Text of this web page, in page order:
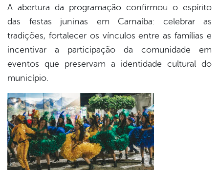
A abertura da programação confirmou o espírito
das festas juninas em Carnaíba: celebrar as
tradições, fortalecer os vínculos entre as famílias e
incentivar a participação da comunidade em
eventos que preservam a identidade cultural do
município.